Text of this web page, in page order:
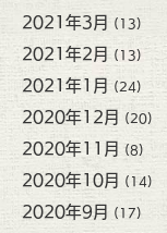
2021年3月 (13)
2021年2月 (13)
2021年1月 (24)
2020年12月 (20)
2020年11月 (8)
2020年10月 (14)
2020年9月 (17)